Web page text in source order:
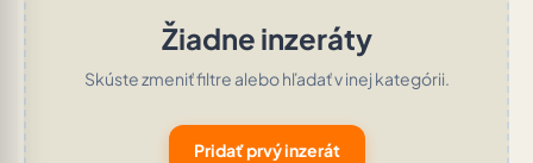
Žiadne inzeráty
Skúste zmeniť filtre alebo hľadať v inej kategórii.
Pridať prvý inzerát